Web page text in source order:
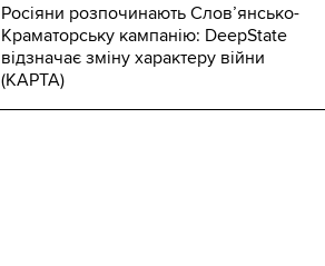
Росіяни розпочинають Слов’янсько-
Краматорську кампанію: DeepState
відзначає зміну характеру війни
(КАРТА)